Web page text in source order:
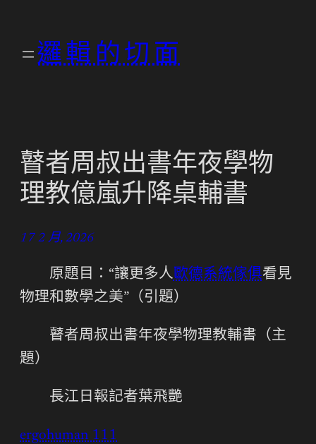
邏輯的切面
瞽者周叔出書年夜學物
理教億嵐升降桌輔書
17 2 月, 2026
原題目：“讓更多人歐德系統傢俱看見
物理和數學之美”（引題）
瞽者周叔出書年夜學物理教輔書（主
題）
長江日報記者葉飛艷
ergohuman 111